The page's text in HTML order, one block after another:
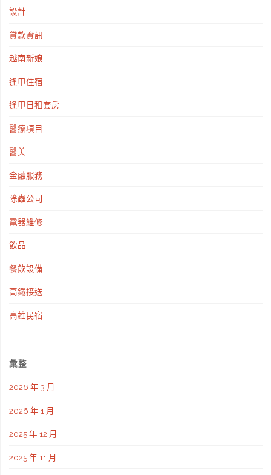
設計
貸款資訊
越南新娘
逢甲住宿
逢甲日租套房
醫療項目
醫美
金融服務
除蟲公司
電器維修
飲品
餐飲設備
高鐵接送
高雄民宿
彙整
2026 年 3 月
2026 年 1 月
2025 年 12 月
2025 年 11 月